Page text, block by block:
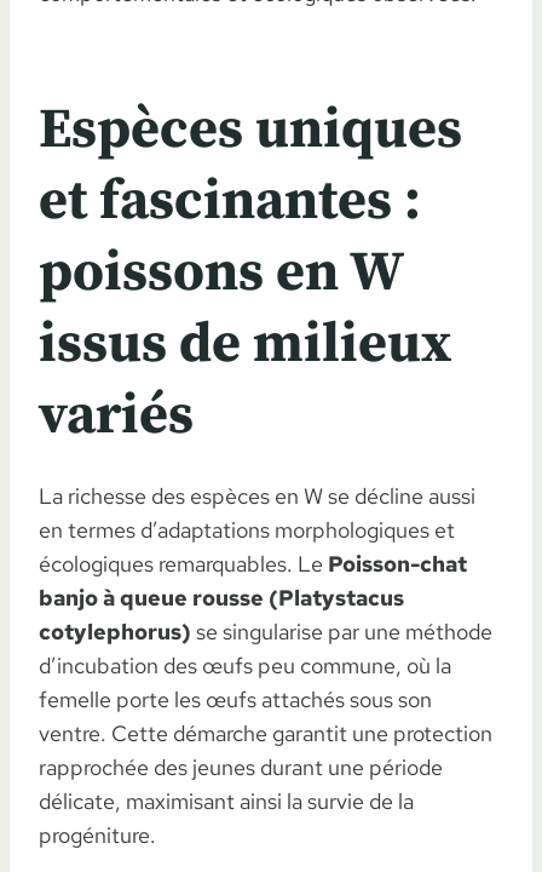
Espèces uniques
et fascinantes :
poissons en W
issus de milieux
variés
La richesse des espèces en W se décline aussi
en termes d’adaptations morphologiques et
écologiques remarquables. Le Poisson-chat
banjo à queue rousse (Platystacus
cotylephorus) se singularise par une méthode
d’incubation des œufs peu commune, où la
femelle porte les œufs attachés sous son
ventre. Cette démarche garantit une protection
rapprochée des jeunes durant une période
délicate, maximisant ainsi la survie de la
progéniture.